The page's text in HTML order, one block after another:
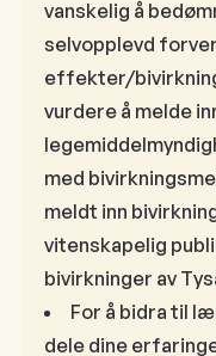
vanskelig å
selvopplevd
effekter/
vurdere å melde
med
meldt inn
vitenskapelig
bivirkninger av
For å bidra til
dele dine